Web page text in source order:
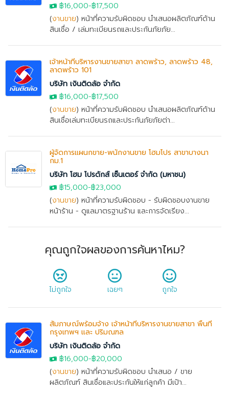
฿16,000-฿17,500
(งานขาย) หน้าที่ความรับผิดชอบ นำเสนอผลิตภัณฑ์ด้าน
สินเชื่อ / เล่มทะเบียนรถและประกันภัยภัย...
เจ้าหน้าที่บริหารงานขายสาขา ลาดพร้าว, ลาดพร้าว 48,
ลาดพร้าว 101
บริษัท เงินติดล้อ จำกัด
฿16,000-฿17,500
(งานขาย) หน้าที่ความรับผิดชอบ นำเสนอผลิตภัณฑ์ด้าน
สินเชื่อเล่มทะเบียนรถและประกันภัยภัยต่า...
ผู้จัดการแผนกขาย-พนักงานขาย โฮมโปร สาขาบางนา
กม.1
บริษัท โฮม โปรดักส์ เซ็นเตอร์ จำกัด (มหาชน)
฿15,000-฿23,000
(งานขาย) หน้าที่ความรับผิดชอบ - รับผิดชอบงานขาย
หน้าร้าน - ดูแลมาตรฐานร้าน และการจัดเรียง...
คุณถูกใจผลของการค้นหาไหม?
ไม่ถูกใจ เฉยๆ ถูกใจ
สัมภาษณ์พร้อมจ้าง เจ้าหน้าที่บริหารงานขายสาขา พื้นที่
กรุงเทพฯ และ ปริมณฑล
บริษัท เงินติดล้อ จำกัด
฿16,000-฿20,000
(งานขาย) หน้าที่ความรับผิดชอบ นำเสนอ / ขาย
ผลิตภัณฑ์ สินเชื่อและประกันให้แก่ลูกค้า มีเป้า...